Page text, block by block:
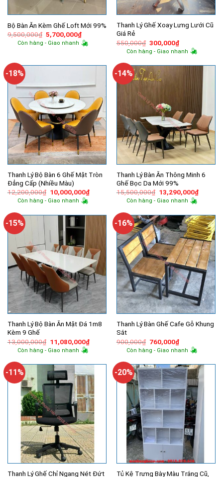
Bộ Bàn Ăn Kèm Ghế Loft Mới 99%
9,500,000₫ Giá
gốc
là:
5,700,000₫Giá
hiện
tại
Còn hàng - Giao nhanh
Thanh Lý Ghế Xoay Lưng Lưới Cũ
Giá Rẻ
550,000₫ Giá
gốc
là:
300,000₫Giá
hiện
tại
300,000₫.
Còn hàng - Giao nhanh
-18%
Thanh Lý Bộ Bàn 6 Ghế Mặt Tròn
Đẳng Cấp (Nhiều Màu)
12,200,000₫ Giá
gốc
là:
10,000,000₫Giá
hiện
10,000,000₫.
Còn hàng - Giao nhanh
-14%
Thanh Lý Bàn Ăn Thông Minh 6
Ghế Bọc Da Mới 99%
15,500,000₫ Giá
gốc
là:
13,290,000₫Giá
hiện
Còn hàng - Giao nhanh
-15%
Thanh Lý Bộ Bàn Ăn Mặt Đá 1m8
Kèm 9 Ghế
13,000,000₫ Giá
gốc
là:
11,080,000₫Giá
hiện
11,080,000₫.
Còn hàng - Giao nhanh
-16%
Thanh Lý Bàn Ghế Cafe Gỗ Khung
Sắt
900,000₫ Giá
gốc
là:
760,000₫Giá
hiện
tại
760,000₫.
Còn hàng - Giao nhanh
-11%
Thanh Lý Ghế Chỉ Ngang Nét Đứt
-20%
Tủ Kệ Trưng Bày Màu Trắng Cũ,